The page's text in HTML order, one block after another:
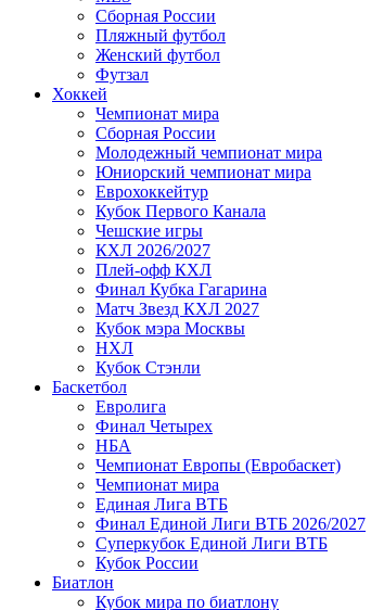
Сборная России
Пляжный футбол
Женский футбол
Футзал
Хоккей
Чемпионат мира
Сборная России
Молодежный чемпионат мира
Юниорский чемпионат мира
Еврохоккейтур
Кубок Первого Канала
Чешские игры
КХЛ 2026/2027
Плей-офф КХЛ
Финал Кубка Гагарина
Матч Звезд КХЛ 2027
Кубок мэра Москвы
НХЛ
Кубок Стэнли
Баскетбол
Евролига
Финал Четырех
НБА
Чемпионат Европы (Евробаскет)
Чемпионат мира
Единая Лига ВТБ
Финал Единой Лиги ВТБ 2026/2027
Суперкубок Единой Лиги ВТБ
Кубок России
Биатлон
Кубок мира по биатлону